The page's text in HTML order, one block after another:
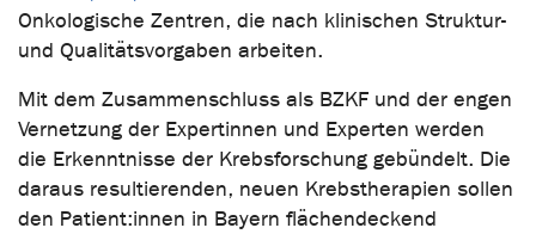
Onkologische Zentren, die nach klinischen Struktur-
und Qualitätsvorgaben arbeiten.
Mit dem Zusammenschluss als BZKF und der engen
Vernetzung der Expertinnen und Experten werden
die Erkenntnisse der Krebsforschung gebündelt. Die
daraus resultierenden, neuen Krebstherapien sollen
den Patient:innen in Bayern flächendeckend